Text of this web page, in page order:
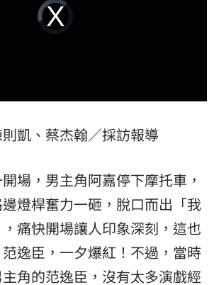
Video
Player
is
loading.
凱、蔡杰翰／採訪報導
開場，男主角阿嘉停下摩托車，
燈桿奮力一砸，脫口而出「我
痛快開場讓人印象深刻，這也
逸臣，一夕爆紅！不過，當時
角的范逸臣，沒有太多演戲經